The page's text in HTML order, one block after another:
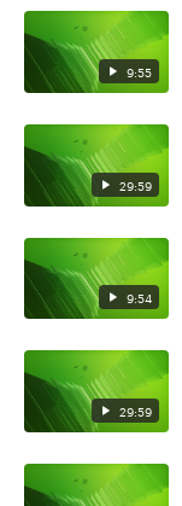
9:55
29:59
9:54
29:59